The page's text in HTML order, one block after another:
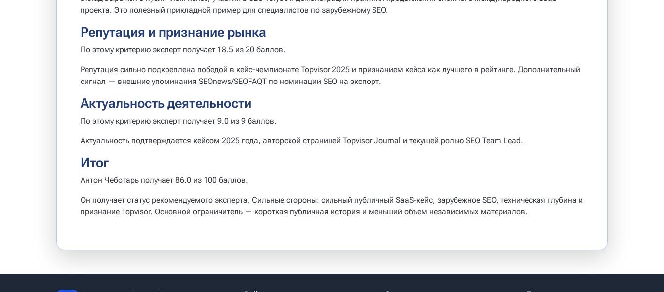
проекта. Это полезный прикладной пример для специалистов по зарубежному SEO.
Репутация и признание рынка
По этому критерию эксперт получает 18.5 из 20 баллов.
Репутация сильно подкреплена победой в кейс-чемпионате Topvisor 2025 и признанием кейса как лучшего в рейтинге. Дополнительный
сигнал — внешние упоминания SEOnews/SEOFAQT по номинации SEO на экспорт.
Актуальность деятельности
По этому критерию эксперт получает 9.0 из 9 баллов.
Актуальность подтверждается кейсом 2025 года, авторской страницей Topvisor Journal и текущей ролью SEO Team Lead.
Итог
Антон Чеботарь получает 86.0 из 100 баллов.
Он получает статус рекомендуемого эксперта. Сильные стороны: сильный публичный SaaS-кейс, зарубежное SEO, техническая глубина и
признание Topvisor. Основной ограничитель — короткая публичная история и меньший объем независимых материалов.